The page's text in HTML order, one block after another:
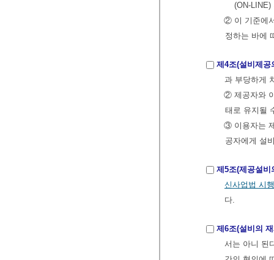
(ON-
② 이 기준에
정하는 바에
제4조(설비제공
과 부당하게
② 제공자와
태로 유지될
③ 이용자는
공자에게 설
제5조(제공설비
신사업법 시
다.
제6조(설비의
서는 아니 된